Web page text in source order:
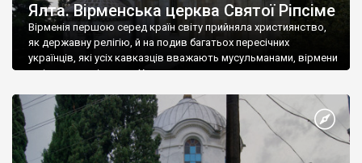
Ялта. Вірменська церква Святої Ріпсіме
Вірменія першою серед країн світу прийняла християнство,
як державну релігію, й на подив багатьох пересічних
українців, які усіх кавказців вважають мусульманами, вірмени
є відданими вірянами Христа